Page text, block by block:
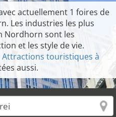
actuellement 1 foires de
Les industries les plus
Nordhorn sont les
et les style de vie.
Attractions touristiques à
aussi.